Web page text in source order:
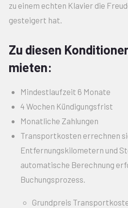
zu einem echten Klavier die
gesteigert hat.
Zu diesen
mieten:
Mindestlaufzeit 6 Monate
4 Wochen Kündigungsfrist
Monatliche Zahlungen
Transportkosten errechnen
Entfernungskilometern und
automatische Berechnung
Buchungsprozess.
Grundpreis